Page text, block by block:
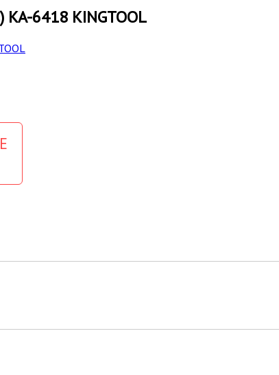
6418 KINGTOOL